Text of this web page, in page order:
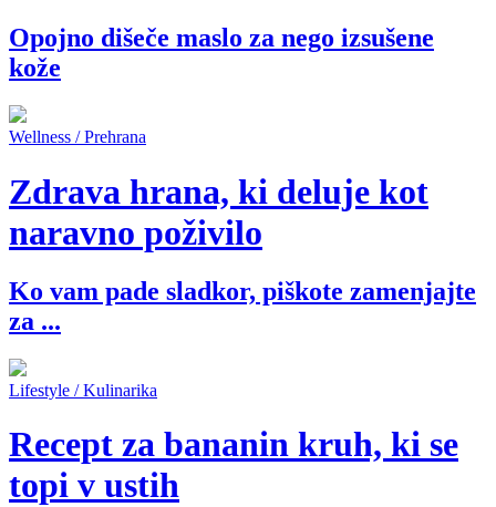
Opojno dišeče maslo za nego izsušene
kože
Wellness / Prehrana
Zdrava hrana, ki deluje kot
naravno poživilo
Ko vam pade sladkor, piškote zamenjajte
za ...
Lifestyle / Kulinarika
Recept za bananin kruh, ki se
topi v ustih